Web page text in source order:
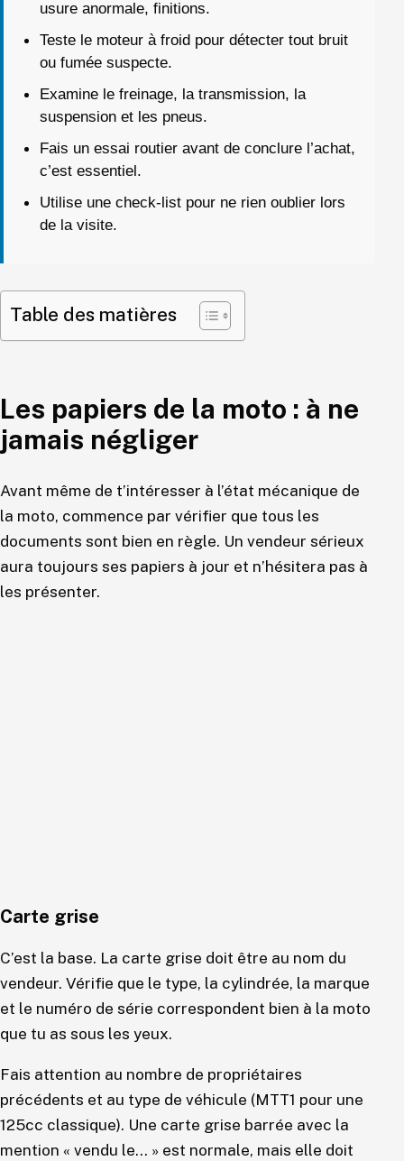
usure anormale, finitions.
Teste le moteur à froid pour détecter tout bruit
ou fumée suspecte.
Examine le freinage, la transmission, la
suspension et les pneus.
Fais un essai routier avant de conclure l’achat,
c’est essentiel.
Utilise une check-list pour ne rien oublier lors
de la visite.
Table des matières
Les papiers de la moto : à ne
jamais négliger
Avant même de t’intéresser à l’état mécanique de
la moto, commence par vérifier que tous les
documents sont bien en règle. Un vendeur sérieux
aura toujours ses papiers à jour et n’hésitera pas à
les présenter.
Carte grise
C’est la base. La carte grise doit être au nom du
vendeur. Vérifie que le type, la cylindrée, la marque
et le numéro de série correspondent bien à la moto
que tu as sous les yeux.
Fais attention au nombre de propriétaires
précédents et au type de véhicule (MTT1 pour une
125cc classique). Une carte grise barrée avec la
mention « vendu le… » est normale, mais elle doit